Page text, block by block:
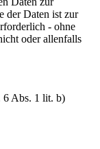
der Daten ist zur
- ohne
oder allenfalls
6 Abs. 1 lit. b)